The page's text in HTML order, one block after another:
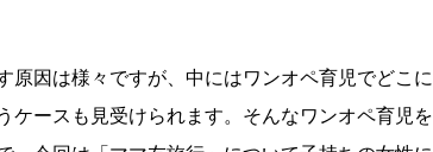
因は様々ですが、中にはワンオペ育児でどこに
ケースも見受けられます。そんなワンオペ育児を